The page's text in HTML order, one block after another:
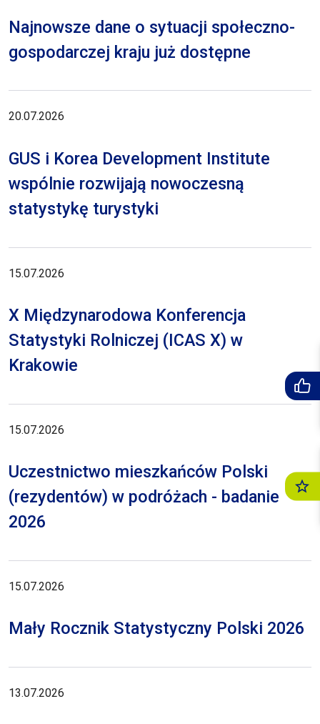
Najnowsze dane o sytuacji społeczno-
gospodarczej kraju już dostępne
20.07.2026
GUS i Korea Development Institute
wspólnie rozwijają nowoczesną
statystykę turystyki
15.07.2026
X Międzynarodowa Konferencja
Statystyki Rolniczej (ICAS X) w
Krakowie
15.07.2026
Uczestnictwo mieszkańców Polski
(rezydentów) w podróżach - badanie
2026
15.07.2026
Mały Rocznik Statystyczny Polski 2026
13.07.2026